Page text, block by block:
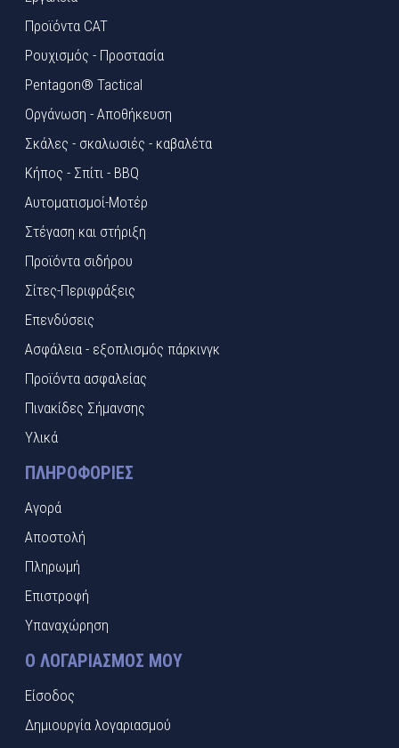
Προϊόντα CAT
Ρουχισμός - Προστασία
Pentagon® Tactical
Οργάνωση - Αποθήκευση
Σκάλες - σκαλωσιές - καβαλέτα
Κήπος - Σπίτι - BBQ
Αυτοματισμοί-Μοτέρ
Στέγαση και στήριξη
Προϊόντα σιδήρου
Σίτες-Περιφράξεις
Επενδύσεις
Ασφάλεια - εξοπλισμός πάρκινγκ
Προϊόντα ασφαλείας
Πινακίδες Σήμανσης
Υλικά
ΠΛΗΡΟΦΟΡΊΕΣ
Αγορά
Αποστολή
Πληρωμή
Επιστροφή
Υπαναχώρηση
Ο ΛΟΓΑΡΙΑΣΜΌΣ ΜΟΥ
Είσοδος
Δημιουργία λογαριασμού